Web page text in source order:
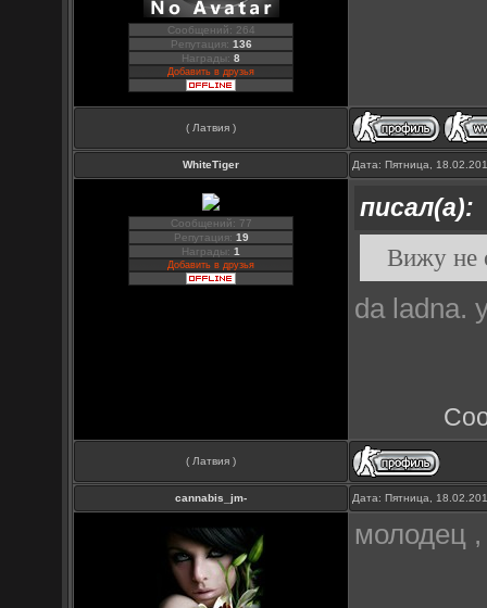
Сообщений: 264
Репутация: 136
Награды:8
Добавить в друзья
( Латвия )
WhiteTiger Дата: Пятница,
Сообщений: 77
Репутация: 19
Награды:1
Добавить в друзья
писал(а):
Вижу не
da ladna.
( Латвия )
cannabis_jm- Дата: Пятница,
молодец